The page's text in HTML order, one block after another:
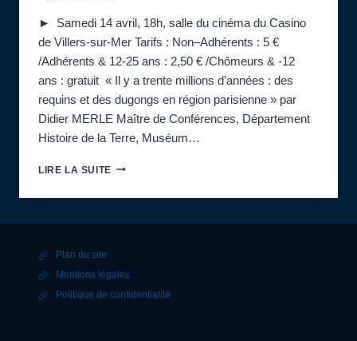
► Samedi 14 avril, 18h, salle du cinéma du Casino
de Villers-sur-Mer Tarifs : Non–Adhérents : 5 €
/Adhérents & 12-25 ans : 2,50 € /Chômeurs & -12
ans : gratuit « Il y a trente millions d’années : des
requins et des dugongs en région parisienne » par
Didier MERLE Maître de Conférences, Département
Histoire de la Terre, Muséum…
LIRE LA SUITECONFÉRENCE
IL
A
D’ANNÉES
Plan du site
Mentions légales
Politique de confidentialité